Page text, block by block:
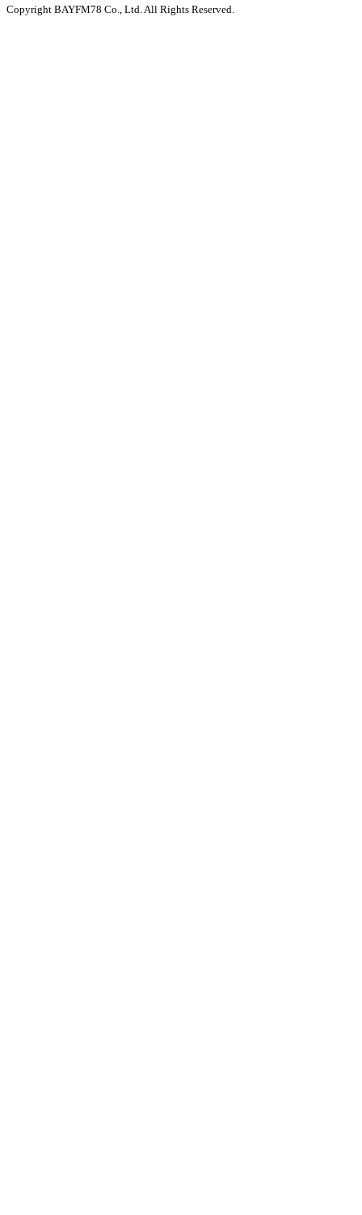
Copyright BAYFM78 Co., Ltd. All Rights Reserved.